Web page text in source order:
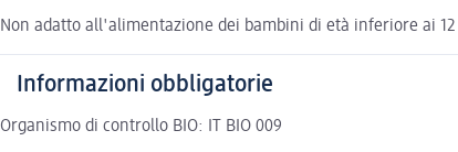
Non adatto all'alimentazione dei bambini di età inferiore ai
Informazioni obbligatorie
Organismo di controllo BIO: IT BIO 009